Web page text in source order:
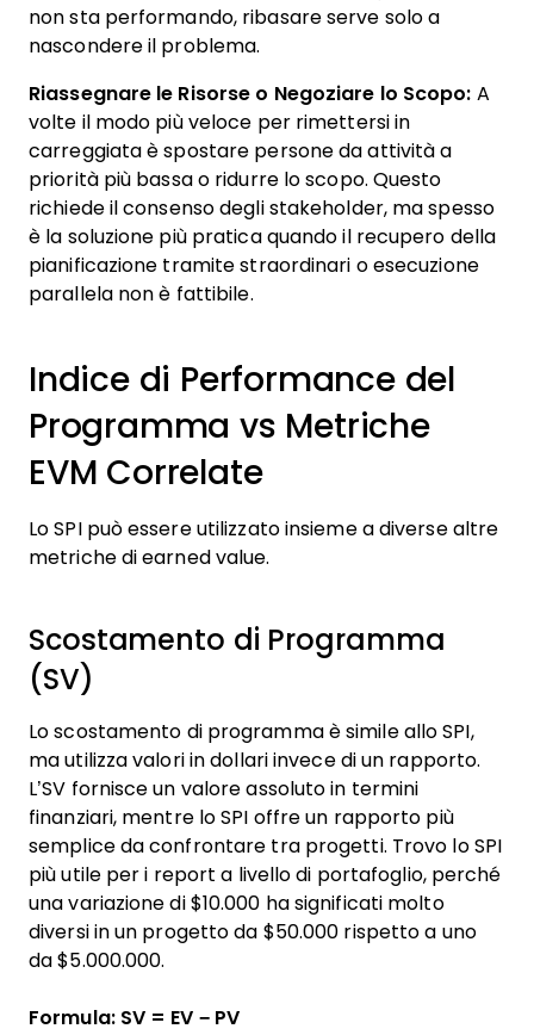
non sta performando, ribasare serve solo a
nascondere il problema.
Riassegnare le Risorse o Negoziare lo Scopo: A
volte il modo più veloce per rimettersi in
carreggiata è spostare persone da attività a
priorità più bassa o ridurre lo scopo. Questo
richiede il consenso degli stakeholder, ma spesso
è la soluzione più pratica quando il recupero della
pianificazione tramite straordinari o esecuzione
parallela non è fattibile.
Indice di Performance del
Programma vs Metriche
EVM Correlate
Lo SPI può essere utilizzato insieme a diverse altre
metriche di earned value.
Scostamento di Programma
(SV)
Lo scostamento di programma è simile allo SPI,
ma utilizza valori in dollari invece di un rapporto.
L’SV fornisce un valore assoluto in termini
finanziari, mentre lo SPI offre un rapporto più
semplice da confrontare tra progetti. Trovo lo SPI
più utile per i report a livello di portafoglio, perché
una variazione di $10.000 ha significati molto
diversi in un progetto da $50.000 rispetto a uno
da $5.000.000.
Formula: SV = EV − PV